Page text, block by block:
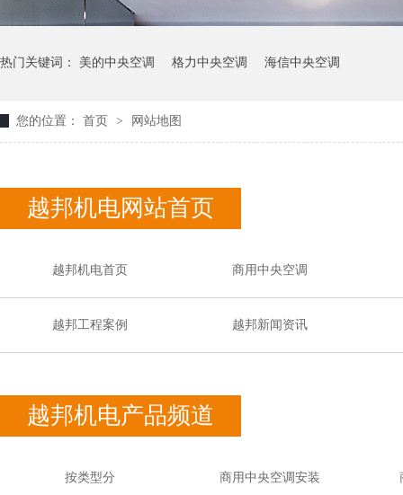
热门关键词： 美的中央空调 格力中央空调 海信中央空调
您的位置： 首页 > 网站地图
越邦机电网站首页
越邦机电首页 商用中央空调
越邦工程案例 越邦新闻资讯
越邦机电产品频道
按类型分 商用中央空调安装